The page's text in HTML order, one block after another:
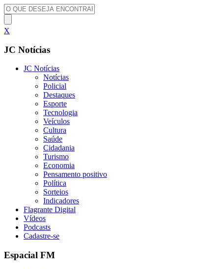
X
JC Notícias
JC Notícias
Notícias
Policial
Destaques
Esporte
Tecnologia
Veículos
Cultura
Saúde
Cidadania
Turismo
Economia
Pensamento positivo
Política
Sorteios
Indicadores
Flagrante Digital
Vídeos
Podcasts
Cadastre-se
Espacial FM